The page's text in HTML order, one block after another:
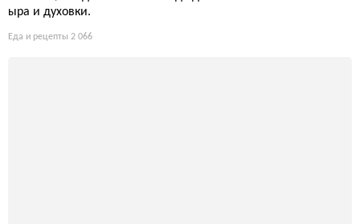
ыра и духовки.
Еда и рецепты 2 066